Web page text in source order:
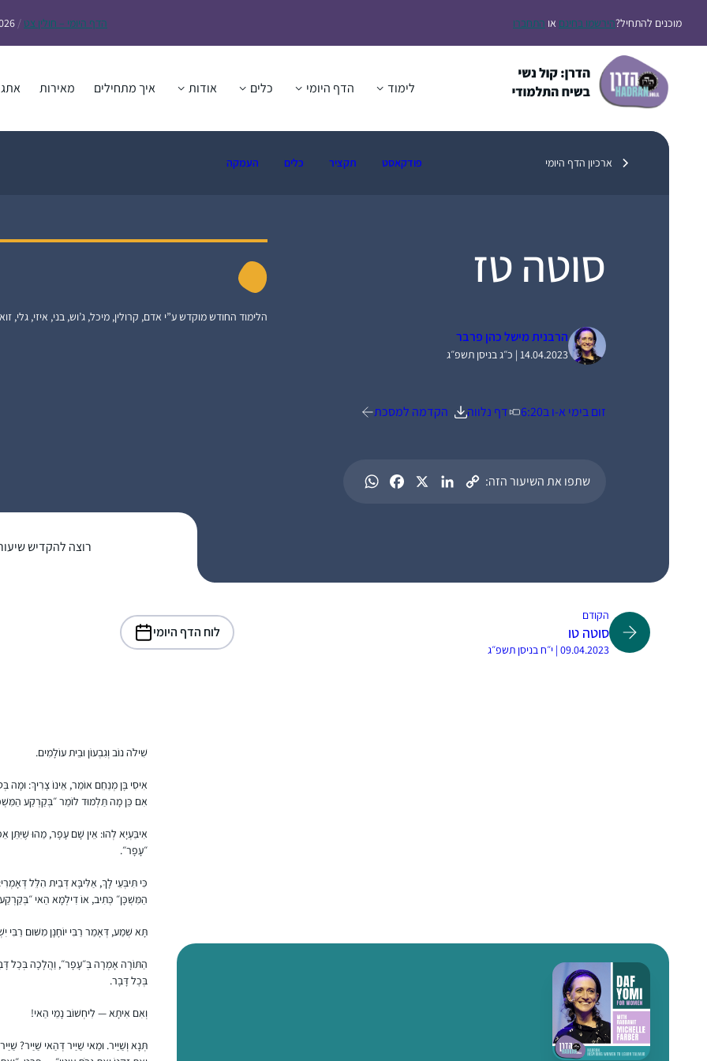
לתוכןמוכנים להתחיל?הירשמו בחינם או התחברו הדף היומי – חולין צט /
לימוד הדף היומי כלים אודות איך מתחילים מאירות
ארכיון הדף היומי פודקאסט תקציר כלים העמקה
סוטה טז
הרבנית מישל כהן פרבר
14.04.2023 | כ״ג בניסן תשפ״ג
זום בימי א-ו ב6:20 דף נלווה הקדמה למסכת
שתפו את השיעור הזה:
הלימוד החודש מוקדש ע”י אדם, קרולין, מיכל, ג’וש, בני, איזי, גלי,
רוצה להקדיש
הקודם
סוטה טו
09.04.2023 | י״ח בניסן תשפ״ג
לוח הדף היומי
שִׁילֹה נוֹב וְגִבְעוֹן וּבֵית עוֹלָמִים.
אִיסִי בֶּן מְנַחֵם אוֹמֵר, אֵינוֹ צָרִיךְ:
אִם כֵּן מָה תַּלְמוּד לוֹמַר ״בְּקַרְקַע
אִיבַּעְיָא לְהוּ: אֵין שָׁם עָפָר, מַהוּ שֶׁיִּתֵּן
״עָפָר״.
כִּי תִּיבְּעֵי לָךְ, אַלִּיבָּא דְּבֵית הִלֵּל
הַמִּשְׁכָּן״ כְּתִיב, אוֹ דִילְמָא הַאי
תָּא שְׁמַע, דְּאָמַר רַבִּי יוֹחָנָן מִשּׁוּם
הַתּוֹרָה אָמְרָה בְּ״עָפָר״, וַהֲלָכָה בְּכׇל
בְּכׇל דָּבָר.
וְאִם אִיתָא — לִיחְשׁוֹב נָמֵי הַאי!
תְּנָא וְשַׁיַּיר. וּמַאי שַׁיַּיר דְּהַאי שַׁיַּיר?